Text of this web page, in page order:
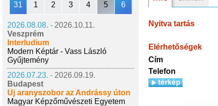
31 1 2 3 4 5 6
2026.08.08. - 2026.10.11.
Veszprém
Interludium
Modern Képtár - Vass László
Gyűjtemény
2026.07.23. - 2026.09.19.
Budapest
Új aranyszobor az Andrássy úton
Magyar Képzőművészeti Egyetem
Nyitva tartás
Elérhetőségek
Cím
Telefon